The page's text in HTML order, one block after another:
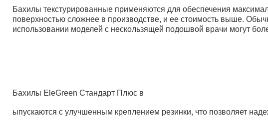
Бахилы текстурированные применяются для обеспечения
поверхностью сложнее в производстве, и ее стоимость выше.
использовании моделей с нескользящей подошвой врачи могут
Бахилы EleGreen Стандарт Плюс в
ыпускаются с улучшенным креплением резинки, что позволяет